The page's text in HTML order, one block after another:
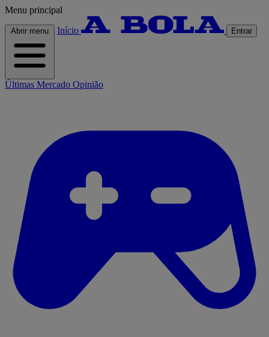
Menu principal
Abrir menu Início Entrar
Últimas Mercado Opinião